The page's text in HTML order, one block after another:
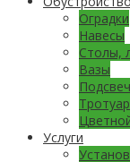
Оградки
Навесы
Столы,
Вазы
Услуги